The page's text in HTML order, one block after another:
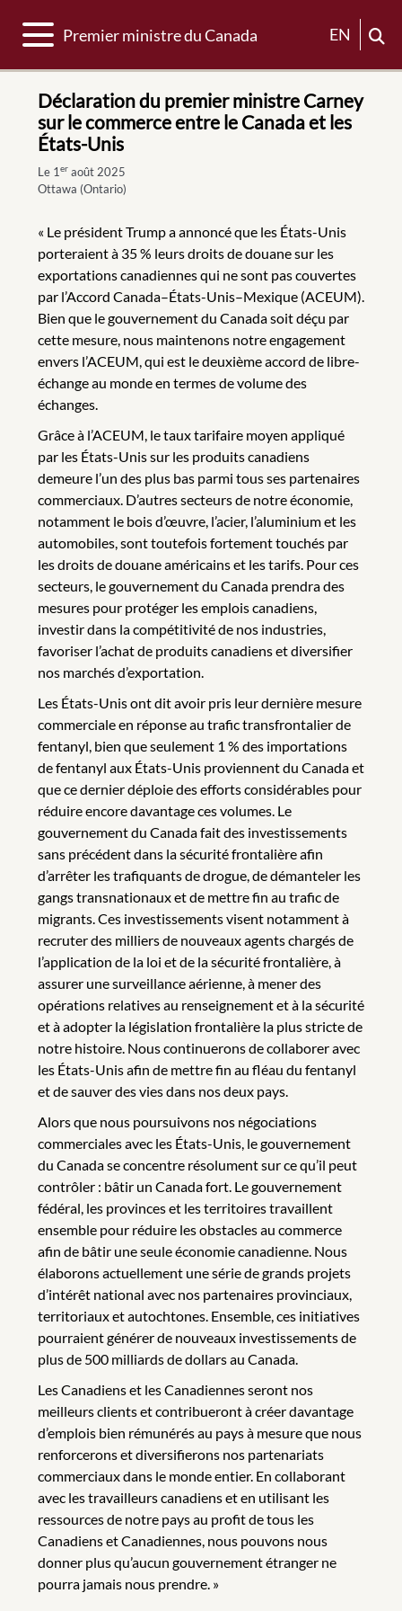
Basculer la navigation
Premier ministre du Canada EN
Déclaration du premier ministre Carney
sur le commerce entre le Canada et les
États-Unis
Le 1 er août 2025
Ottawa (Ontario)
« Le président Trump a annoncé que les États-Unis
porteraient à 35 % leurs droits de douane sur les
exportations canadiennes qui ne sont pas couvertes
par l’Accord Canada–États-Unis–Mexique (ACEUM).
Bien que le gouvernement du Canada soit déçu par
cette mesure, nous maintenons notre engagement
envers l’ACEUM, qui est le deuxième accord de libre-
échange au monde en termes de volume des
échanges.
Grâce à l’ACEUM, le taux tarifaire moyen appliqué
par les États-Unis sur les produits canadiens
demeure l’un des plus bas parmi tous ses partenaires
commerciaux. D’autres secteurs de notre économie,
notamment le bois d’œuvre, l’acier, l’aluminium et les
automobiles, sont toutefois fortement touchés par
les droits de douane américains et les tarifs. Pour ces
secteurs, le gouvernement du Canada prendra des
mesures pour protéger les emplois canadiens,
investir dans la compétitivité de nos industries,
favoriser l’achat de produits canadiens et diversifier
nos marchés d’exportation.
Les États-Unis ont dit avoir pris leur dernière mesure
commerciale en réponse au trafic transfrontalier de
fentanyl, bien que seulement 1 % des importations
de fentanyl aux États-Unis proviennent du Canada et
que ce dernier déploie des efforts considérables pour
réduire encore davantage ces volumes. Le
gouvernement du Canada fait des investissements
sans précédent dans la sécurité frontalière afin
d’arrêter les trafiquants de drogue, de démanteler les
gangs transnationaux et de mettre fin au trafic de
migrants. Ces investissements visent notamment à
recruter des milliers de nouveaux agents chargés de
l’application de la loi et de la sécurité frontalière, à
assurer une surveillance aérienne, à mener des
opérations relatives au renseignement et à la sécurité
et à adopter la législation frontalière la plus stricte de
notre histoire. Nous continuerons de collaborer avec
les États-Unis afin de mettre fin au fléau du fentanyl
et de sauver des vies dans nos deux pays.
Alors que nous poursuivons nos négociations
commerciales avec les États-Unis, le gouvernement
du Canada se concentre résolument sur ce qu’il peut
contrôler : bâtir un Canada fort. Le gouvernement
fédéral, les provinces et les territoires travaillent
ensemble pour réduire les obstacles au commerce
afin de bâtir une seule économie canadienne. Nous
élaborons actuellement une série de grands projets
d’intérêt national avec nos partenaires provinciaux,
territoriaux et autochtones. Ensemble, ces initiatives
pourraient générer de nouveaux investissements de
plus de 500 milliards de dollars au Canada.
Les Canadiens et les Canadiennes seront nos
meilleurs clients et contribueront à créer davantage
d’emplois bien rémunérés au pays à mesure que nous
renforcerons et diversifierons nos partenariats
commerciaux dans le monde entier. En collaborant
avec les travailleurs canadiens et en utilisant les
ressources de notre pays au profit de tous les
Canadiens et Canadiennes, nous pouvons nous
donner plus qu’aucun gouvernement étranger ne
pourra jamais nous prendre. »